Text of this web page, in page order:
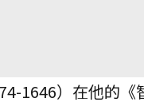
1646）在他的《